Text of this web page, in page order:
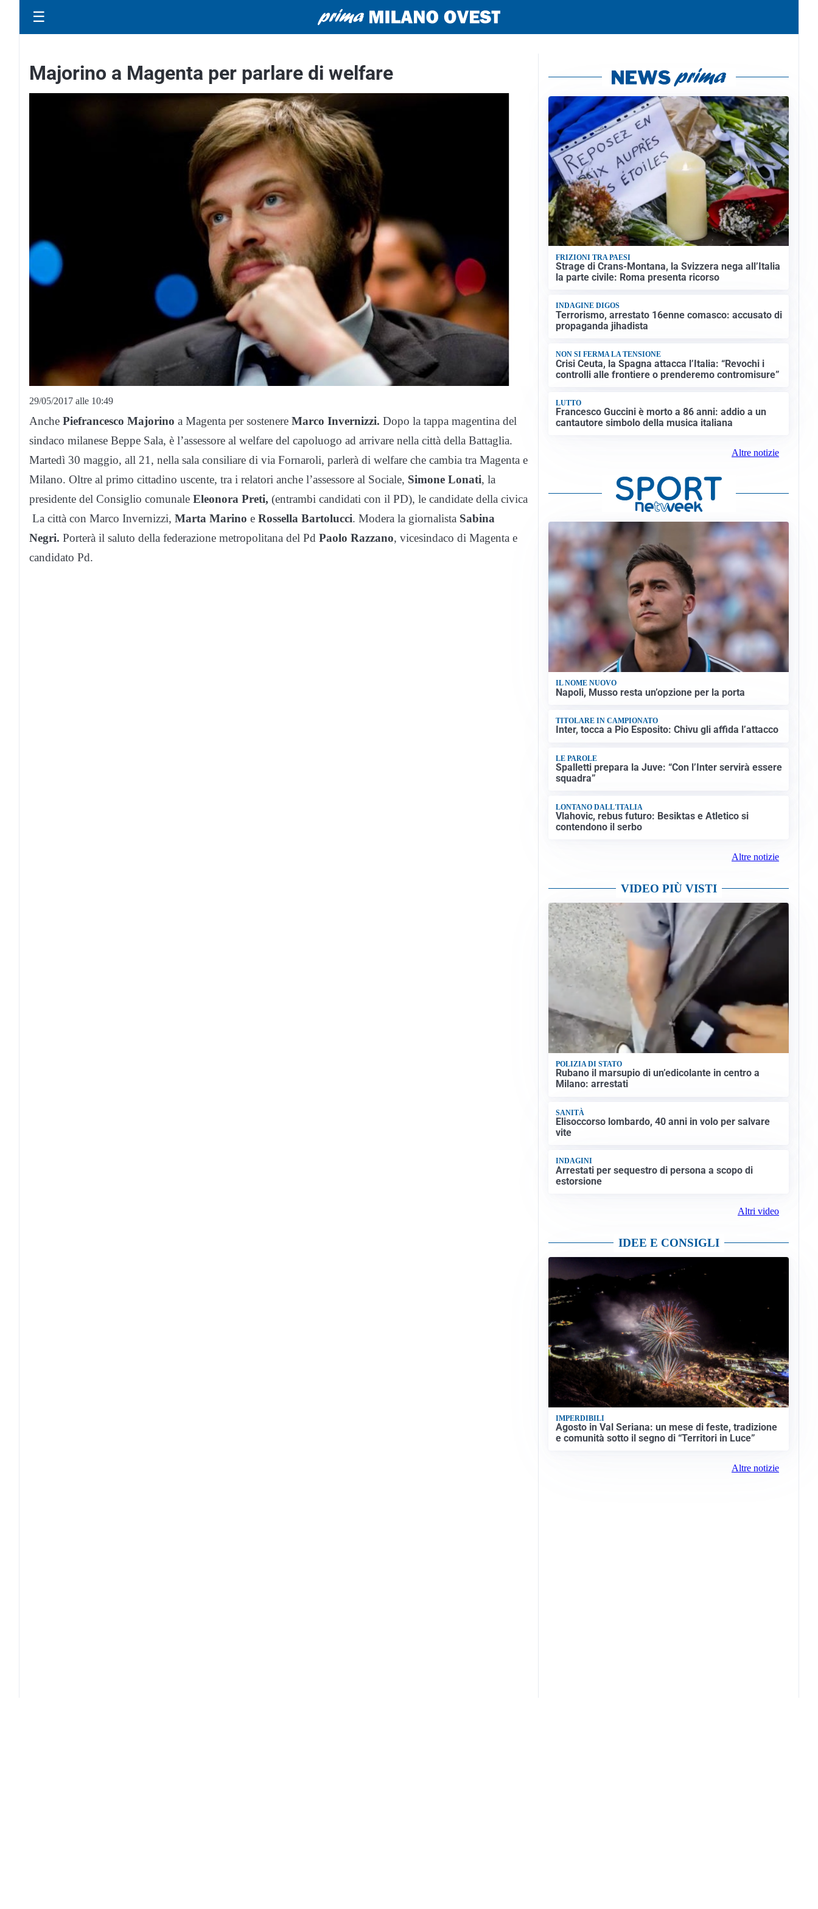
☰
Majorino a Magenta per parlare di welfare
29/05/2017 alle 10:49
Anche Piefrancesco Majorino a Magenta per sostenere Marco Invernizzi. Dopo la tappa magentina del
sindaco milanese Beppe Sala, è l’assessore al welfare del capoluogo ad arrivare nella città della Battaglia.
Martedì 30 maggio, all 21, nella sala consiliare di via Fornaroli, parlerà di welfare che cambia tra Magenta e
Milano. Oltre al primo cittadino uscente, tra i relatori anche l’assessore al Sociale, Simone Lonati, la
presidente del Consiglio comunale Eleonora Preti, (entrambi candidati con il PD), le candidate della civica
La città con Marco Invernizzi, Marta Marino e Rossella Bartolucci. Modera la giornalista Sabina
Negri. Porterà il saluto della federazione metropolitana del Pd Paolo Razzano, vicesindaco di Magenta e
candidato Pd.
FRIZIONI TRA PAESI
Strage di Crans-Montana, la Svizzera nega all’Italia
la parte civile: Roma presenta ricorso
INDAGINE DIGOS
Terrorismo, arrestato 16enne comasco: accusato di
propaganda jihadista
NON SI FERMA LA TENSIONE
Crisi Ceuta, la Spagna attacca l’Italia: “Revochi i
controlli alle frontiere o prenderemo contromisure”
LUTTO
Francesco Guccini è morto a 86 anni: addio a un
cantautore simbolo della musica italiana
Altre notizie
IL NOME NUOVO
Napoli, Musso resta un’opzione per la porta
TITOLARE IN CAMPIONATO
Inter, tocca a Pio Esposito: Chivu gli affida l’attacco
LE PAROLE
Spalletti prepara la Juve: “Con l’Inter servirà essere
squadra”
LONTANO DALL'ITALIA
Vlahovic, rebus futuro: Besiktas e Atletico si
contendono il serbo
Altre notizie
VIDEO PIÙ VISTI
POLIZIA DI STATO
Rubano il marsupio di un’edicolante in centro a
Milano: arrestati
SANITÀ
Elisoccorso lombardo, 40 anni in volo per salvare
vite
INDAGINI
Arrestati per sequestro di persona a scopo di
estorsione
Altri video
IDEE E CONSIGLI
IMPERDIBILI
Agosto in Val Seriana: un mese di feste, tradizione
e comunità sotto il segno di “Territori in Luce”
Altre notizie